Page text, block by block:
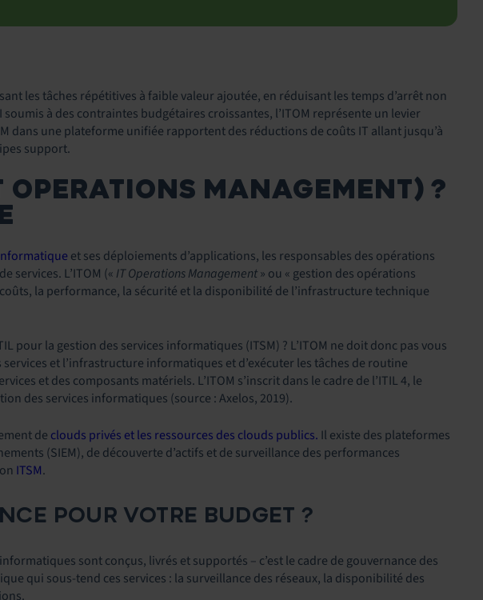
les tâches répétitives à faible valeur ajoutée, en réduisant les temps d’arrêt non
à des contraintes budgétaires croissantes, l’ITOM représente un levier
dans une plateforme unifiée rapportent des réductions de coûts IT allant jusqu’à
support.
OPERATIONS MANAGEMENT) ?
et ses déploiements d’applications, les responsables des opérations
services. L’ITOM (« IT Operations Management» ou « gestion des opérations
la performance, la sécurité et la disponibilité de l’infrastructure technique
la gestion des services informatiques (ITSM) ? L’ITOM ne doit donc pas vous
et l’infrastructure informatiques et d’exécuter les tâches de routine
et des composants matériels. L’ITOM s’inscrit dans le cadre de l’ITIL 4, le
des services informatiques (source : Axelos, 2019).
de clouds privés et les ressources des clouds publics. Il existe des plateformes
(SIEM), de découverte d’actifs et de surveillance des performances
ITSM.
POUR VOTRE BUDGET ?
sont conçus, livrés et supportés – c’est le cadre de gouvernance des
qui sous-tend ces services : la surveillance des réseaux, la disponibilité des